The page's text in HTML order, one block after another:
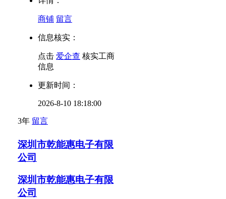
商铺 留言
信息核实：
点击 爱企查 核实工商
信息
更新时间：
2026-8-10 18:18:00
3年 留言
深圳市乾能惠电子有限
公司
深圳市乾能惠电子有限
公司